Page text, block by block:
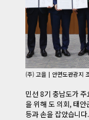
(주) 고을 | 안면도관광지
민선 8기 충남도가
을 위해 도 의회, 태
등과 손을 잡았습니다.